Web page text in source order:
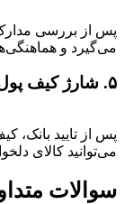
پس از بررسی مدارک
می‌گیرد و
۵. شارژ کیف پول
پس از تایید
می‌توانید کالای
سوالات